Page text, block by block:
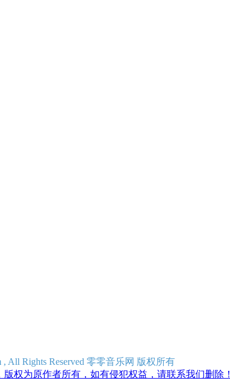
, All Rights Reserved 零零音乐网 版权所有
权为原作者所有，如有侵犯权益，请联系我们删除！